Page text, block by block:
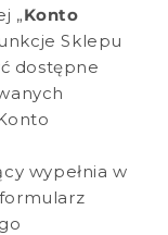
„Konto
Sklepu
dostępne
wypełnia w